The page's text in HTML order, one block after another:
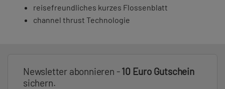
reisefreundliches kurzes Flossenblatt
channel thrust Technologie
Newsletter abonnieren -10 Euro Gutschein
sichern.